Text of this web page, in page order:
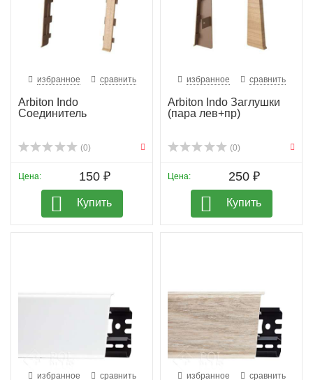
избранное сравнить
Arbiton Indo
Соединитель
(0)
Цена: 150 ₽
Купить
избранное сравнить
Arbiton Indo Заглушки
(пара лев+пр)
(0)
Цена: 250 ₽
Купить
избранное сравнить избранное сравнить